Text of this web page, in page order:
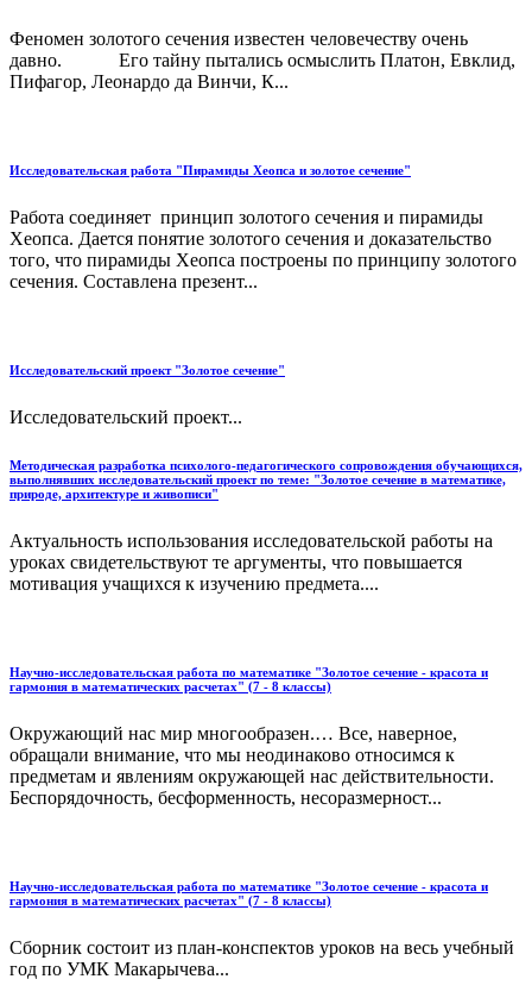
Феномен золотого сечения известен человечеству очень
давно. Его тайну пытались осмыслить Платон, Евклид,
Пифагор, Леонардо да Винчи, К...
Исследовательская работа "Пирамиды Хеопса и золотое сечение"
Работа соединяет принцип золотого сечения и пирамиды
Хеопса. Дается понятие золотого сечения и доказательство
того, что пирамиды Хеопса построены по принципу золотого
сечения. Составлена презент...
Исследовательский проект "Золотое сечение"
Исследовательский проект...
Методическая разработка психолого-педагогического сопровождения обучающихся,
выполнявших исследовательский проект по теме: "Золотое сечение в математике,
природе, архитектуре и живописи"
Актуальность использования исследовательской работы на
уроках свидетельствуют те аргументы, что повышается
мотивация учащихся к изучению предмета....
Научно-исследовательская работа по математике "Золотое сечение - красота и
гармония в математических расчетах" (7 - 8 классы)
Окружающий нас мир многообразен.… Все, наверное,
обращали внимание, что мы неодинаково относимся к
предметам и явлениям окружающей нас действительности.
Беспорядочность, бесформенность, несоразмерност...
Научно-исследовательская работа по математике "Золотое сечение - красота и
гармония в математических расчетах" (7 - 8 классы)
Сборник состоит из план-конспектов уроков на весь учебный
год по УМК Макарычева...